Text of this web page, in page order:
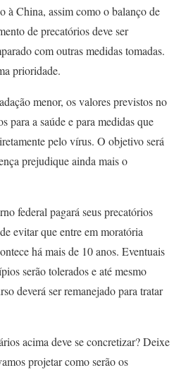
à China, assim como o balanço de
de precatórios deve ser
com outras medidas tomadas.
prioridade.
menor, os valores previstos no
para a saúde e para medidas que
pelo vírus. O objetivo será
prejudique ainda mais o
federal pagará seus precatórios
evitar que entre em moratória
há mais de 10 anos. Eventuais
serão tolerados e até mesmo
deverá ser remanejado para tratar
acima deve se concretizar? Deixe
projetar como serão os